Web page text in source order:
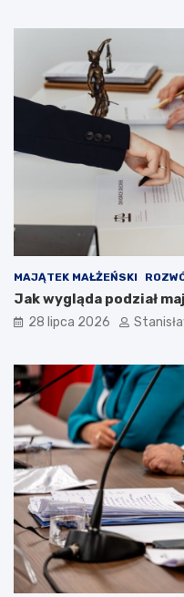
MAJĄTEK MAŁŻEŃSKI
Jak wygląda podział
28 lipca 2026